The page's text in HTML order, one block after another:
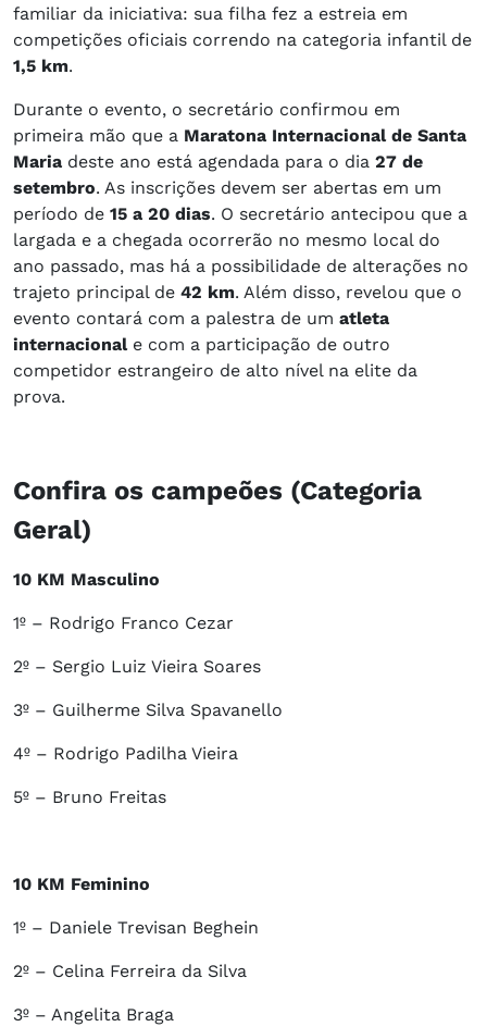
familiar da iniciativa: sua filha fez a estreia em
competições oficiais correndo na categoria infantil de
1,5 km.
Durante o evento, o secretário confirmou em
primeira mão que a Maratona Internacional de Santa
Maria deste ano está agendada para o dia 27 de
setembro. As inscrições devem ser abertas em um
período de 15 a 20 dias. O secretário antecipou que a
largada e a chegada ocorrerão no mesmo local do
ano passado, mas há a possibilidade de alterações no
trajeto principal de 42 km. Além disso, revelou que o
evento contará com a palestra de um atleta
internacionale com a participação de outro
competidor estrangeiro de alto nível na elite da
prova.
Confira os campeões (Categoria
Geral)
10 KM Masculino
1º – Rodrigo Franco Cezar
2º – Sergio Luiz Vieira Soares
3º – Guilherme Silva Spavanello
4º – Rodrigo Padilha Vieira
5º – Bruno Freitas
10 KM Feminino
1º – Daniele Trevisan Beghein
2º – Celina Ferreira da Silva
3º – Angelita Braga